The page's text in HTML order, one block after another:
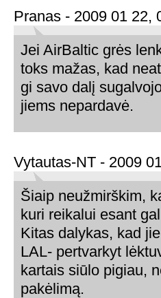
Pranas - 2009 01 22,
Jei AirBaltic grės
toks mažas, kad
gi savo dalį
jiems nepardavė.
Vytautas-NT - 2009
Šiaip neužmirškim,
kuri reikalui esant
Kitas dalykas, kad
LAL- pertvarkyt
kartais siūlo pigiau,
pakėlimą.